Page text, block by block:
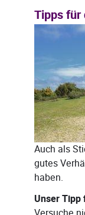
Tipps für
Auch als
gutes
haben.
Unser Tipp